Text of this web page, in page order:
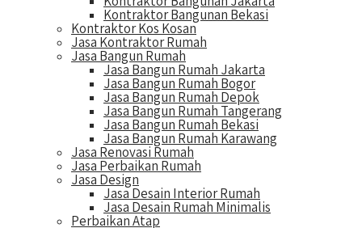
Kontraktor Bangunan Bekasi
Kontraktor Kos Kosan
Jasa Kontraktor Rumah
Jasa Bangun Rumah
Jasa Bangun Rumah Jakarta
Jasa Bangun Rumah Bogor
Jasa Bangun Rumah Depok
Jasa Bangun Rumah Tangerang
Jasa Bangun Rumah Bekasi
Jasa Bangun Rumah Karawang
Jasa Renovasi Rumah
Jasa Perbaikan Rumah
Jasa Design
Jasa Desain Interior Rumah
Jasa Desain Rumah Minimalis
Perbaikan Atap